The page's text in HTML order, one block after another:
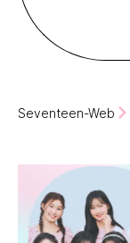
Seventeen-Web